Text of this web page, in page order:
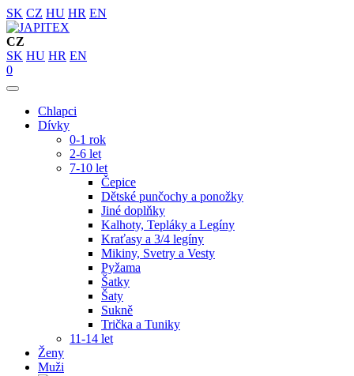
SK CZ HU HR EN
CZ
SK HU HR EN
0
Chlapci
Dívky
0-1 rok
2-6 let
7-10 let
Čepice
Dětské punčochy a ponožky
Jiné doplňky
Kalhoty, Tepláky a Legíny
Kraťasy a 3/4 legíny
Mikiny, Svetry a Vesty
Pyžama
Šatky
Šaty
Sukně
Trička a Tuniky
11-14 let
Ženy
Muži